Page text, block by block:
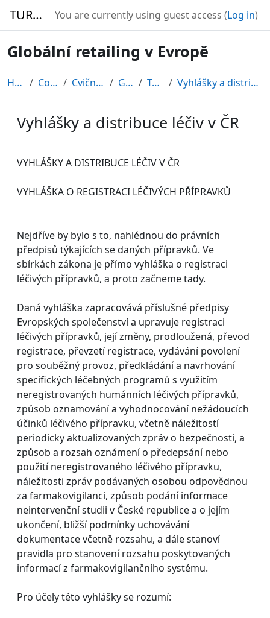
TURBO You are currently using guest access (Log in)
Globální retailing v Evropě
Home Courses Cvičné kurzy GRE08 Topic 4 Vyhlášky a distribuce léčiv v ČR
Vyhlášky a distribuce léčiv v ČR
VYHLÁŠKY A DISTRIBUCE LÉČIV V ČR
VYHLÁŠKA O REGISTRACI LÉČIVÝCH PŘÍPRAVKŮ
Nejdříve by bylo s to, nahlédnou do právních
předpisů týkajících se daných přípravků. Ve
sbírkách zákona je přímo vyhláška o registraci
léčivých přípravků, a proto začneme tady.
Daná vyhláška zapracovává příslušné předpisy
Evropských společenství a upravuje registraci
léčivých přípravků, její změny, prodloužená, převod
registrace, převzetí registrace, vydávání povolení
pro souběžný provoz, předkládání a navrhování
specifických léčebných programů s využitím
neregistrovaných humánních léčivých přípravků,
způsob oznamování a vyhodnocování nežádoucích
účinků léčivého přípravku, včetně náležitostí
periodicky aktualizovaných zpráv o bezpečnosti, a
způsob a rozsah oznámení o předepsání nebo
použití neregistrovaného léčivého přípravku,
náležitosti zpráv podávaných osobou odpovědnou
za farmakovigilanci, způsob podání informace
neintervenční studii v České republice a o jejím
ukončení, bližší podmínky uchovávání
dokumentace včetně rozsahu, a dále stanoví
pravidla pro stanovení rozsahu poskytovaných
informací z farmakovigilančního systému.
Pro účely této vyhlášky se rozumí: